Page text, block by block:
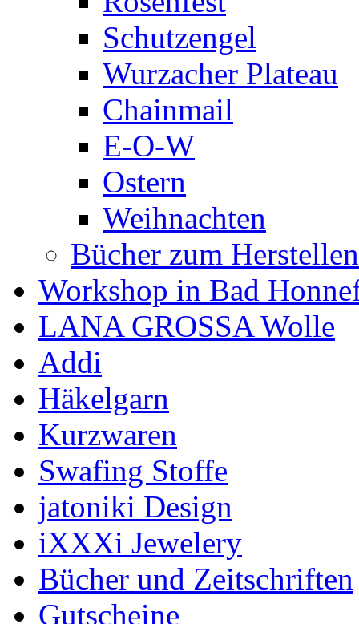
Schutzengel
Wurzacher Plateau
Chainmail
E-O-W
Ostern
Weihnachten
Bücher zum
Workshop in Bad
LANA GROSSA Wolle
Addi
Häkelgarn
Kurzwaren
Swafing Stoffe
jatoniki Design
iXXXi Jewelery
Bücher und Zeitschriften
Gutscheine